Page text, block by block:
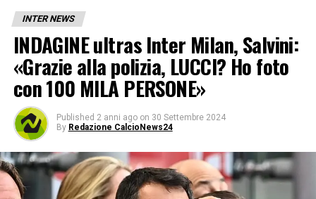
INTER NEWS
INDAGINE ultras Inter Milan, Salvini:
«Grazie alla polizia, LUCCI? Ho foto
con 100 MILA PERSONE»
Published 2 anni ago on 30 Settembre 2024
By Redazione CalcioNews24